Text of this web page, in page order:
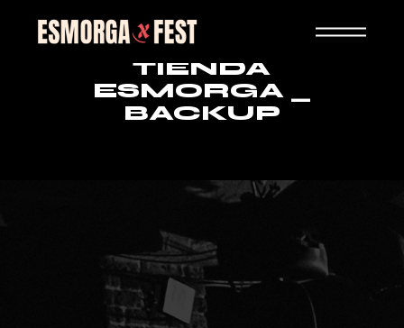
TIENDA
ESMORGA _
BACKUP